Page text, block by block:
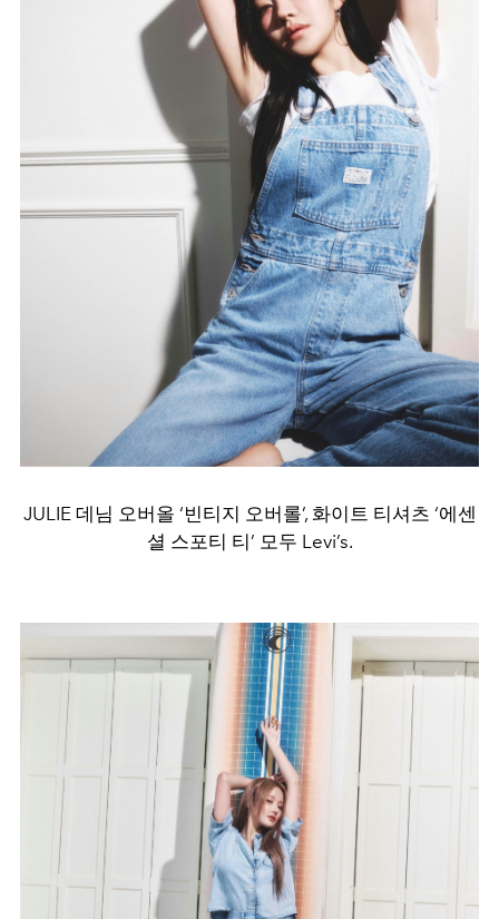
JULIE 데님 오버올 ‘빈티지 오버롤’, 화이트 티셔츠 ‘에센
셜 스포티 티’ 모두 Levi’s.